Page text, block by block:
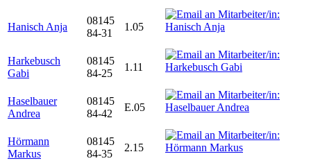
Hanisch Anja
08145
84-31
1.05
Harkebusch
Gabi
08145
84-25
1.11
Haselbauer
Andrea
08145
84-42
E.05
Hörmann
Markus
08145
84-35
2.15